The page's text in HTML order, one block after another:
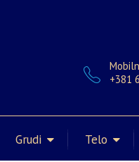
+381
Grudi Telo